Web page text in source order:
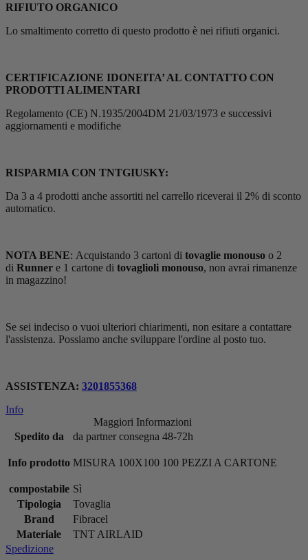
RIFIUTO ORGANICO
Lo smaltimento corretto di questo prodotto è nei rifiuti organici.
CERTIFICAZIONE IDONEITA’ AL CONTATTO CON
PRODOTTI ALIMENTARI
Regolamento (CE) N.1935/2004DM 21/03/1973 e successivi
aggiornamenti e modifiche
RISPARMIA CON TNTGIUSKY:
Da 3 a 4 prodotti anche assortiti nel carrello riceverai il 2% di sconto
automatico.
NOTA BENE: Acquistando 3 cartoni di tovaglie monouso o 2
di Runner e 1 cartone di tovaglioli monouso, non avrai rimanenze
in magazzino!
Se sei indeciso o vuoi ulteriori chiarimenti, non esitare a contattare
l'assistenza. Possiamo anche sviluppare l'ordine al posto tuo.
ASSISTENZA: 3201855368
Info
Maggiori Informazioni
Spedito da
da partner consegna 48-72h
Info prodotto MISURA 100X100 100 PEZZI A CARTONE
compostabile Sì
Tipologia
Tovaglia
Brand
Fibracel
Materiale
TNT AIRLAID
Spedizione